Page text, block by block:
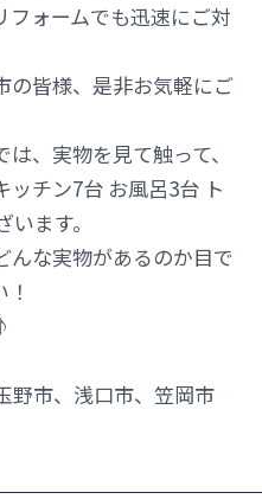
フォームでも迅速にご対
の皆様、是非お気軽にご
、実物を見て触って、
チン7台 お風呂3台 ト
ます。
んな実物があるのか目で
野市、浅口市、笠岡市